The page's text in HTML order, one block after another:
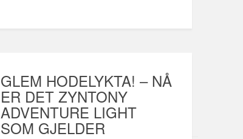
GLEM HODELYKTA! – NÅ
ER DET ZYNTONY
ADVENTURE LIGHT
SOM GJELDER